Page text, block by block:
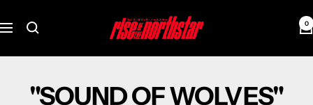
to
Navigation
Rise
of
the
0
"SOUND OF WOLVES"